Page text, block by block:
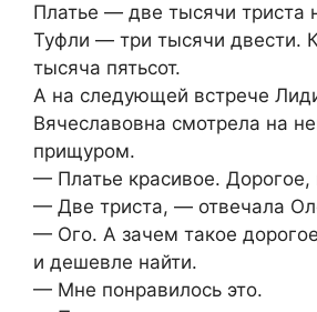
Платье — две тысячи триста
Туфли — три тысячи двести.
тысяча пятьсот.
А на следующей встрече
Вячеславовна смотрела на
прищуром.
— Платье красивое. Дорогое,
— Две триста, — отвечала
— Ого. А зачем такое
и дешевле найти.
— Мне понравилось это.